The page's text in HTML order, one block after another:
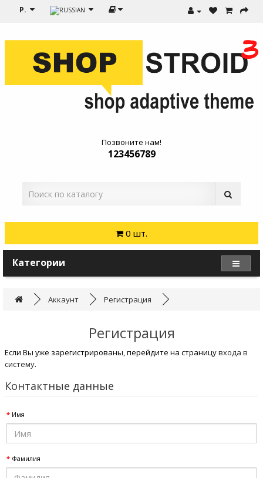
Р.
Позвоните нам!
123456789
0 шт.
Категории
Аккаунт Регистрация
Регистрация
Если Вы уже зарегистрированы, перейдите на страницувхода в
систему.
Контактные данные
Имя
Фамилия